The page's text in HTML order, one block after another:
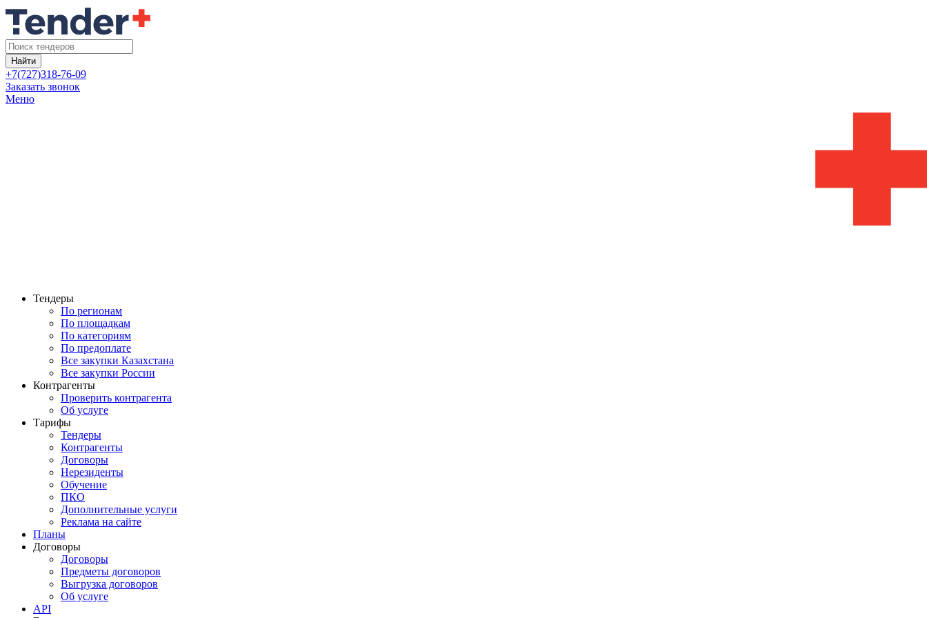
Найти
+7(727)318-76-09
Заказать звонок
Меню
Тендеры
По регионам
По площадкам
По категориям
По предоплате
Все закупки Казахстана
Все закупки России
Контрагенты
Проверить контрагента
Об услуге
Тарифы
Тендеры
Контрагенты
Договоры
Нерезиденты
Обучение
ПКО
Дополнительные услуги
Реклама на сайте
Планы
Договоры
Договоры
Предметы договоров
Выгрузка договоров
Об услуге
API